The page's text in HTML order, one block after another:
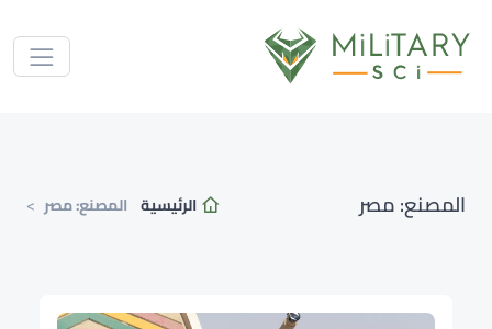
المصنع:مصر الرئيسية المصنع:مصر